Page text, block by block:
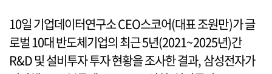
10일 기업데이터연구소 CEO스코어(대표 조원만)가 글
로벌 10대 반도체기업의 최근 5년(2021~2025년)간
R&D 및 설비투자 투자 현황을 조사한 결과, 삼성전자가